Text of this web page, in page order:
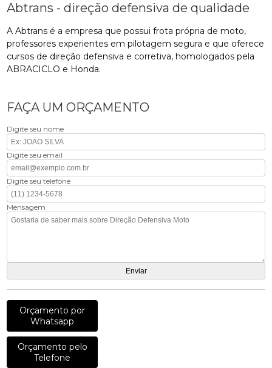
Abtrans - direção defensiva de qualidade
A Abtrans é a empresa que possui frota própria de moto,
professores experientes em pilotagem segura e que oferece
cursos de direção defensiva e corretiva, homologados pela
ABRACICLO e Honda.
FAÇA UM ORÇAMENTO
Digite seu nome
Digite seu email
Digite seu telefone
Mensagem
Orçamento por
Whatsapp
Orçamento pelo
Telefone